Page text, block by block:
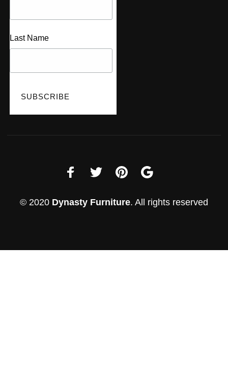
Last Name
© 2020 Dynasty Furniture. All rights reserved